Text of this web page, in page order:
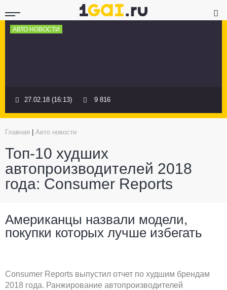
АВТО НОВОСТИ
27.02.18 (16:13) 9 816
Главная Авто новости
Топ-10 худших
автопроизводителей 2018
года: Consumer Reports
Американцы назвали модели,
покупки которых лучше избегать
Consumer Reports выпустил отчет по худшим брендам
2018 года. Ранжирование автопроизводителей